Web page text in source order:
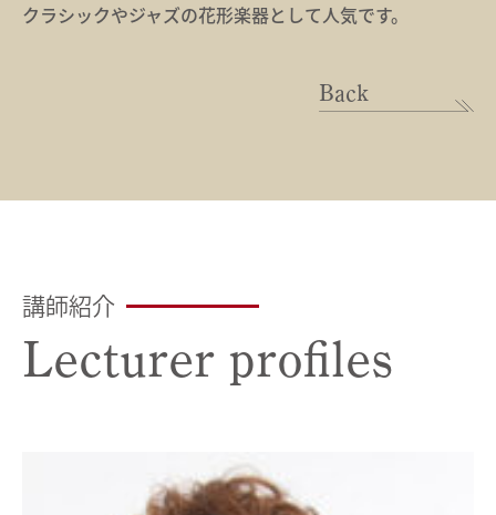
クラシックやジャズの花形楽器として人気です。
Back
講師紹介
Lecturer profiles